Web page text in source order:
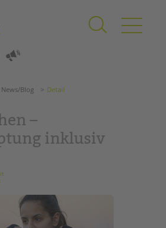
News/Blog Detail
–
inklusiv